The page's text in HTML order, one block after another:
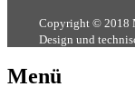
Copyright © 2018
Design und
Menü